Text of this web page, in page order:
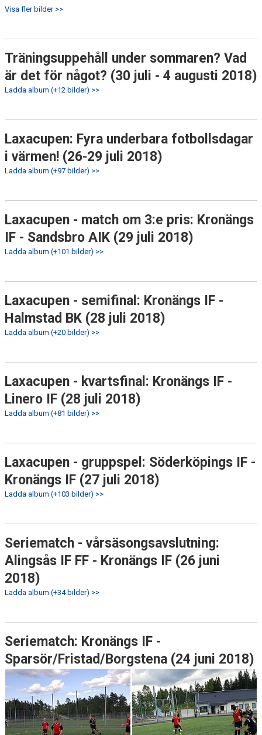
Visa fler bilder >>
Träningsuppehåll under sommaren? Vad
är det för något? (30 juli - 4 augusti 2018)
Ladda album (+12 bilder) >>
Laxacupen: Fyra underbara fotbollsdagar
i värmen! (26-29 juli 2018)
Ladda album (+97 bilder) >>
Laxacupen - match om 3:e pris: Kronängs
IF - Sandsbro AIK (29 juli 2018)
Ladda album (+101 bilder) >>
Laxacupen - semifinal: Kronängs IF -
Halmstad BK (28 juli 2018)
Ladda album (+20 bilder) >>
Laxacupen - kvartsfinal: Kronängs IF -
Linero IF (28 juli 2018)
Ladda album (+81 bilder) >>
Laxacupen - gruppspel: Söderköpings IF -
Kronängs IF (27 juli 2018)
Ladda album (+103 bilder) >>
Seriematch - vårsäsongsavslutning:
Alingsås IF FF - Kronängs IF (26 juni
2018)
Ladda album (+34 bilder) >>
Seriematch: Kronängs IF -
Sparsör/Fristad/Borgstena (24 juni 2018)